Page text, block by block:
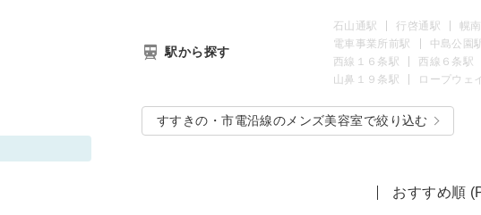
駅から探す
石山通駅 行啓通駅 幌
電車事業所前駅
中島公園
西線１６条駅
西線６条駅
山鼻１９条駅
ロープウェ
すすきの・市電沿線のメンズ美容室で絞り込む
おすすめ順